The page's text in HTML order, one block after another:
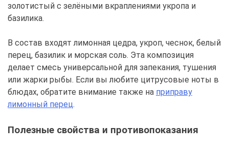
золотистый с зелёными вкраплениями укропа и
базилика.
В состав входят лимонная цедра, укроп, чеснок, белый
перец, базилик и морская соль. Эта композиция
делает смесь универсальной для запекания, тушения
или жарки рыбы. Если вы любите цитрусовые ноты в
блюдах, обратите внимание также на приправу
лимонный перец.
Полезные свойства и противопоказания